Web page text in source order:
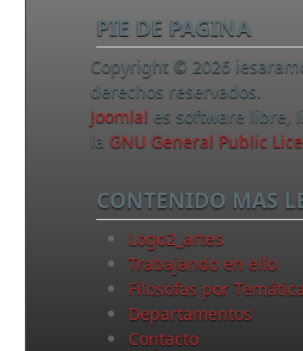
PIE DE PAGINA
Copyright © 2026
derechos reservados.
Joomla! es software libre,
la GNU General Public
CONTENIDO MAS
Logo2_artes
Trabajando en ello
Filosofas por Temática
Departamentos
Contacto